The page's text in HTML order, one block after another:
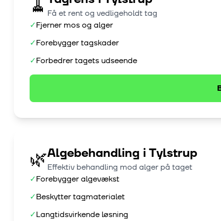
🧹 Få et rent og vedligeholdt tag
✓Fjerner mos og alger
✓Forebygger tagskader
✓Forbedrer tagets udseende
🌿Algebehandling i Tylstrup
Effektiv behandling mod alger på taget
✓Forebygger algevækst
✓Beskytter tagmaterialet
✓Langtidsvirkende løsning